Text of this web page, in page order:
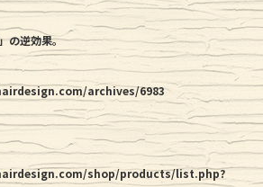
の逆効果。
archives/6983
shop/products/list.php?